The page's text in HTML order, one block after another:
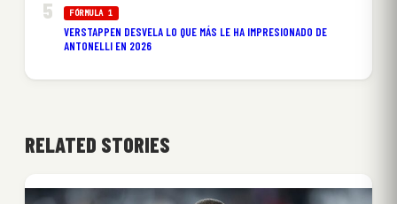
FÓRMULA 1
VERSTAPPEN DESVELA LO QUE MÁS LE HA IMPRESIONADO DE
ANTONELLI EN 2026
RELATED STORIES